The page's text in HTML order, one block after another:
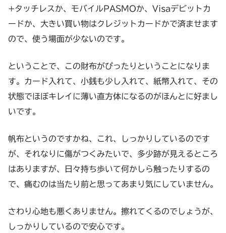
+タッチレスか、モバイルPASMOか、Visaデビットカ
ードか、大きい買い物はクレジットカードかで済ませます
ので、使う場面が少ないのです。
ということで、この財布がぴったりということになりま
す。カード入れて、小銭も少し入れて、紙幣入れて、その
状態でほぼキレイに薄い直方体になるのがほんとに好まし
いです。
帆布というのですかね、これ、しっかりしているのです
が、それなりに傷がつくみたいで、多少跡が見えるところ
はありますが、日々持ち歩いて何かしら触ったりするの
で、痛むのは当たり前と思ってあまり気にしていません。
さわり心地も悪くありません。擦れてくるのでしょうが、
しっかりしているので安心です。